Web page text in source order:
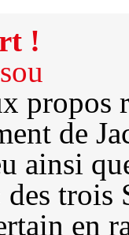
!
propos
de
ainsi
des
en